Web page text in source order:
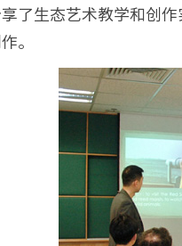
了生态艺术教学和创
。